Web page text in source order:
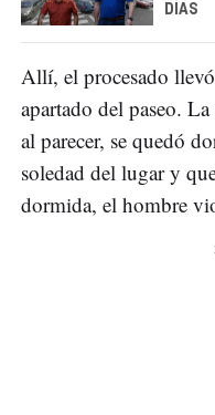
DÍAS
Allí, el procesado
apartado del paseo.
al parecer, se quedó
soledad del lugar y
dormida, el hombre